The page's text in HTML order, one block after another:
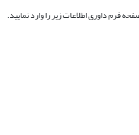
فرم داوری اطلاعات زیر را وارد نمایید.